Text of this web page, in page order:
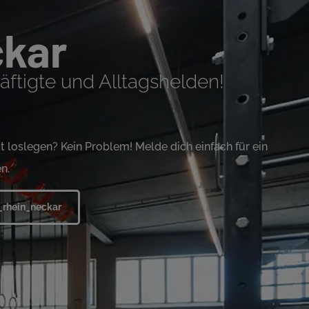
und Alltagshelden!
loslegen? Kein Problem! Melde dich einfach für ein